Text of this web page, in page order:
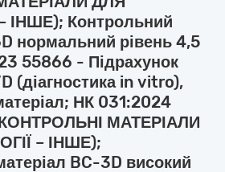
ІНШЕ); Контрольний
нормальний рівень 4,5
55866 - Підрахунок
(діагностика in vitro),
НК 031:2024
МАТЕРІАЛИ
– ІНШЕ);
BC-3D високий